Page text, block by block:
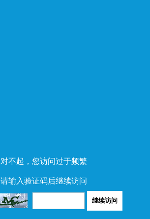
对不起，您访问过于频繁
请输入验证码后继续访问
继续访问